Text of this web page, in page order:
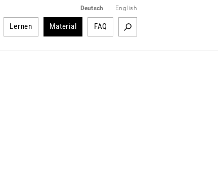
Deutsch English
Lernen Material FAQ